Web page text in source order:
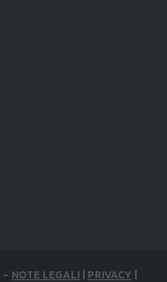
- NOTE LEGALI | PRIVACY |